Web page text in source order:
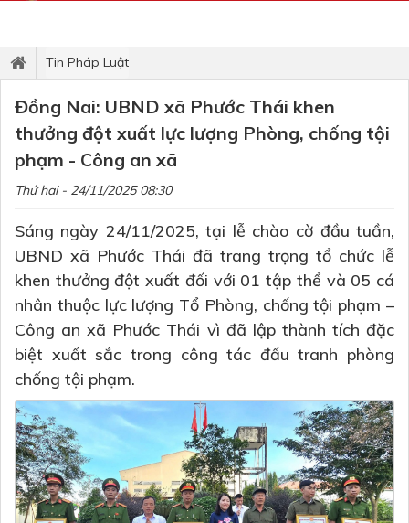
Tin Pháp Luật
Đồng Nai: UBND xã Phước Thái khen
thưởng đột xuất lực lượng Phòng, chống tội
phạm - Công an xã
Thứ hai - 24/11/2025 08:30
Sáng ngày 24/11/2025, tại lễ chào cờ đầu tuần,
UBND xã Phước Thái đã trang trọng tổ chức lễ
khen thưởng đột xuất đối với 01 tập thể và 05 cá
nhân thuộc lực lượng Tổ Phòng, chống tội phạm –
Công an xã Phước Thái vì đã lập thành tích đặc
biệt xuất sắc trong công tác đấu tranh phòng
chống tội phạm.